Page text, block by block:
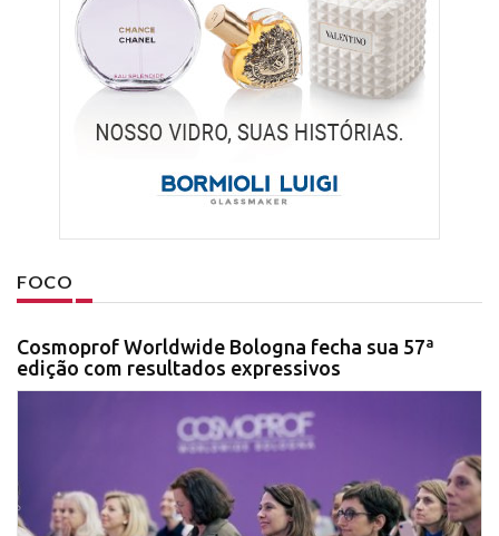
FOCO
Cosmoprof Worldwide Bologna fecha sua 57ª
edição com resultados expressivos